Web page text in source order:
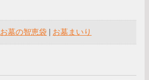
お墓の智恵袋 お墓まいり